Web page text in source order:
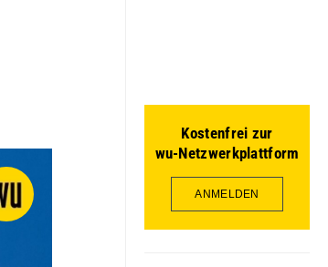
Kostenfrei zur
wu-Netzwerkplattform
ANMELDEN